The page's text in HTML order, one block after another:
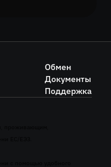
Обмен
Документы
Поддержка